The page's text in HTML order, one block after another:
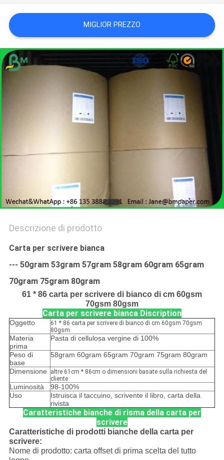
POLITICA
SULLA
PRIVACY
MIGLIOR PREZZO
Descrizione di prodotto
Carta per scrivere bianca
--- 50gram 53gram 57gram 58gram 60gram 65gram
70gram 75gram 80gram
61 * 86 carta per scrivere di bianco di cm 60gsm
70gsm 80gsm
Carta per scrivere bianca Discription
Oggetto
61 * 86 carta per scrivere di bianco di cm 60gsm 70gsm
80gsm
Materia
prima
Pasta di cellulosa vergine di 100%
Peso di
base
58gram 60gram 65gram 70gram 75gram 80gram
Dimensione
altre 61cm * 86cm o dimensioni basate sulla richiesta del
cliente
Luminosità
98-100%
Uso
Istruisca il taccuino, scrivente il libro, carta della
rivista
Caratteristiche bianche di risma della carta per
scrivere
Caratteristiche di prodotti bianche della carta per
scrivere:
Nome di prodotto: carta offset di prima scelta del tutto